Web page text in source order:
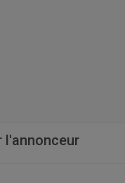
l'annonceur